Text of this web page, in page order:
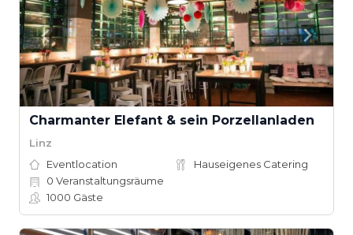
Charmanter Elefant & sein Porzellanladen
Linz
Eventlocation
Hauseigenes Catering
0 Veranstaltungsräume
1000 Gäste